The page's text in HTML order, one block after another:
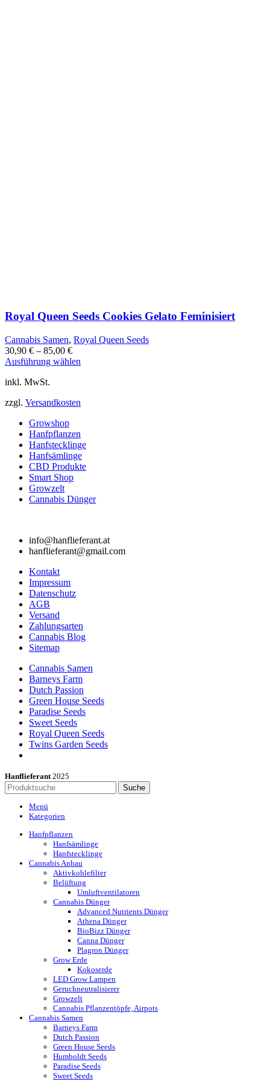
Royal Queen Seeds Cookies Gelato Feminisiert
Cannabis Samen, Royal Queen Seeds
30,90 € – 85,00 €
Ausführung wählen
Varianten
Optionen
können
auf
der
werden
inkl. MwSt.
zzgl. Versandkosten
Growshop
Hanfpflanzen
Hanfstecklinge
Hanfsämlinge
CBD Produkte
Smart Shop
Growzelt
Cannabis Dünger
info@hanflieferant.at
hanflieferant@gmail.com
Kontakt
Impressum
Datenschutz
AGB
Versand
Zahlungsarten
Cannabis Blog
Sitemap
Cannabis Samen
Barneys Farm
Dutch Passion
Green House Seeds
Paradise Seeds
Sweet Seeds
Royal Queen Seeds
Twins Garden Seeds
Hanflieferant 2025
Suche
Menü
Kategorien
Hanfpflanzen
Hanfsämlinge
Hanfstecklinge
Cannabis Anbau
Aktivkohlefilter
Belüftung
Umluftventilatoren
Cannabis Dünger
Advanced Nutrients Dünger
Athena Dünger
BioBizz Dünger
Canna Dünger
Plagron Dünger
Grow Erde
Kokoserde
LED Grow Lampen
Geruchneutralisierer
Growzelt
Cannabis Pflanzentöpfe, Airpots
Cannabis Samen
Barneys Farm
Dutch Passion
Green House Seeds
Humboldt Seeds
Paradise Seeds
Sweet Seeds